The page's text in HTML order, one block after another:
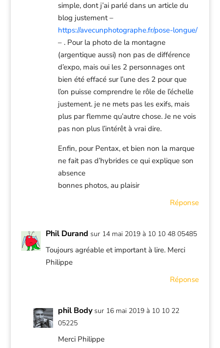
simple, dont j’ai parlé dans un article du
blog justement –
https://avecunphotographe.fr/pose-longue/
– . Pour la photo de la montagne
(argentique aussi) non pas de différence
d’expo, mais oui les 2 personnages ont
bien été effacé sur l’une des 2 pour que
l’on puisse comprendre le rôle de l’échelle
justement. je ne mets pas les exifs, mais
plus par flemme qu’autre chose. Je ne vois
pas non plus l’intérêt à vrai dire.
Enfin, pour Pentax, et bien non la marque
ne fait pas d’hybrides ce qui explique son
absence
bonnes photos, au plaisir
Réponse
Phil Durand sur 14 mai 2019 à 10 10 48 05485
Toujours agréable et important à lire. Merci
Philippe
Réponse
phil Body sur 16 mai 2019 à 10 10 22
05225
Merci Philippe